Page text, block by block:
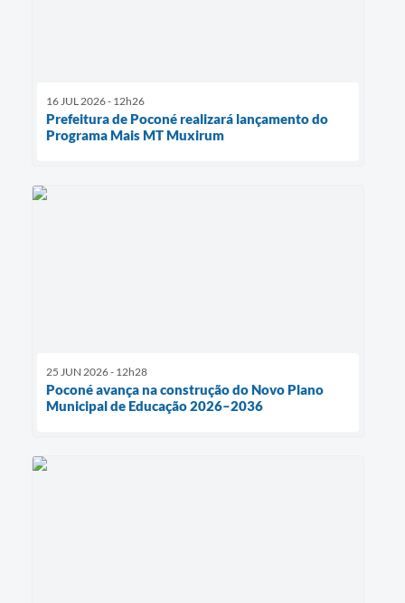
16 JUL 2026 - 12h26
Prefeitura de Poconé realizará lançamento do
Programa Mais MT Muxirum
25 JUN 2026 - 12h28
Poconé avança na construção do Novo Plano
Municipal de Educação 2026–2036